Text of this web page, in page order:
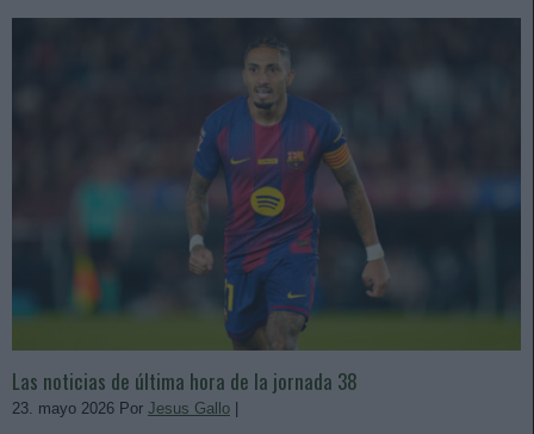
Las noticias de última hora de la jornada 38
23. mayo 2026 Por Jesus Gallo